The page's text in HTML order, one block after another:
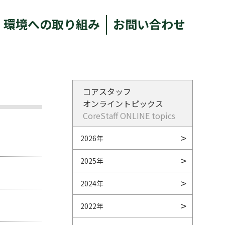
環境への取り組み お問い合わせ
コアスタッフ
オンライントピックス
CoreStaff ONLINE topics
2026年
2025年
2024年
2022年